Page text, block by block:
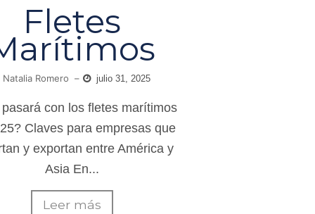
Fletes
Natalia Romero – julio 31, 2025
con los fletes marítimos
Claves para empresas que
y exportan entre América y
Asia En...
Leer más